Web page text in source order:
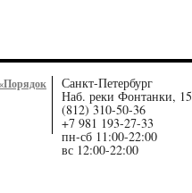
Санкт-Петербург
Наб. реки Фонтанки, 15
(812) 310-50-36
+7 981 193-27-33
пн-сб 11:00-22:00
вс 12:00-22:00